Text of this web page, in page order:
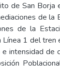
de San
de la
de la
1 del tren
intensidad de